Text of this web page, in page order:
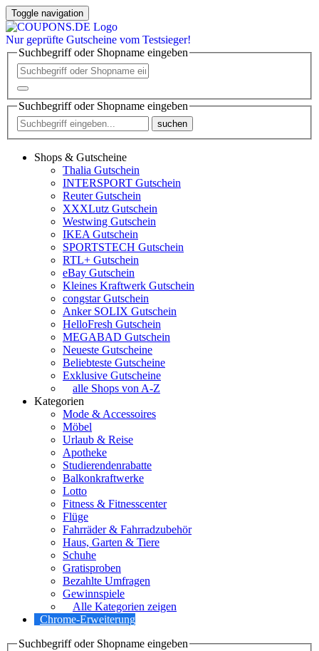
Toggle navigation
Nur geprüfte Gutscheine vom Testsieger!
Suchbegriff oder Shopname eingeben
Suchbegriff oder Shopname eingeben
suchen
Shops & Gutscheine
Thalia Gutschein
INTERSPORT Gutschein
Reuter Gutschein
XXXLutz Gutschein
Westwing Gutschein
IKEA Gutschein
SPORTSTECH Gutschein
RTL+ Gutschein
eBay Gutschein
Kleines Kraftwerk Gutschein
congstar Gutschein
Anker SOLIX Gutschein
HelloFresh Gutschein
MEGABAD Gutschein
Neueste Gutscheine
Beliebteste Gutscheine
Exklusive Gutscheine
alle Shops von A-Z
Kategorien
Mode & Accessoires
Möbel
Urlaub & Reise
Apotheke
Studierendenrabatte
Balkonkraftwerke
Lotto
Fitness & Fitnesscenter
Flüge
Fahrräder & Fahrradzubehör
Haus, Garten & Tiere
Schuhe
Gratisproben
Bezahlte Umfragen
Gewinnspiele
Alle Kategorien zeigen
Chrome-Erweiterung
Suchbegriff oder Shopname eingeben